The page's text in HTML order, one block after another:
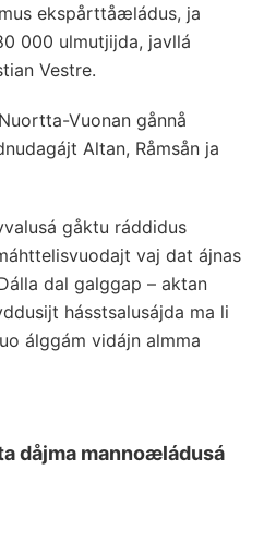
ekspårttåæládus, ja
000 ulmutjijda, javllá
Vestre.
Vuonan gånnå
Altan, Råmsån ja
gåktu ráddidus
vaj dat ájnas
dal galggap – aktan
hásstsalusájda ma li
álggám vidájn almma
dåjma mannoæládusá